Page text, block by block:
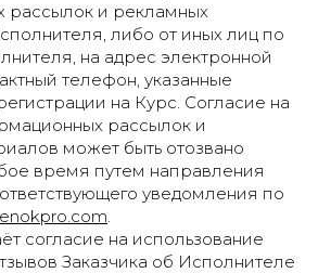
рассылок и рекламных
либо от иных лиц по
на адрес электронной
телефон, указанные
на Курс. Согласие на
рассылок и
может быть отозвано
время путем направления
уведомления по
.
согласие на использование
Заказчика об Исполнителе